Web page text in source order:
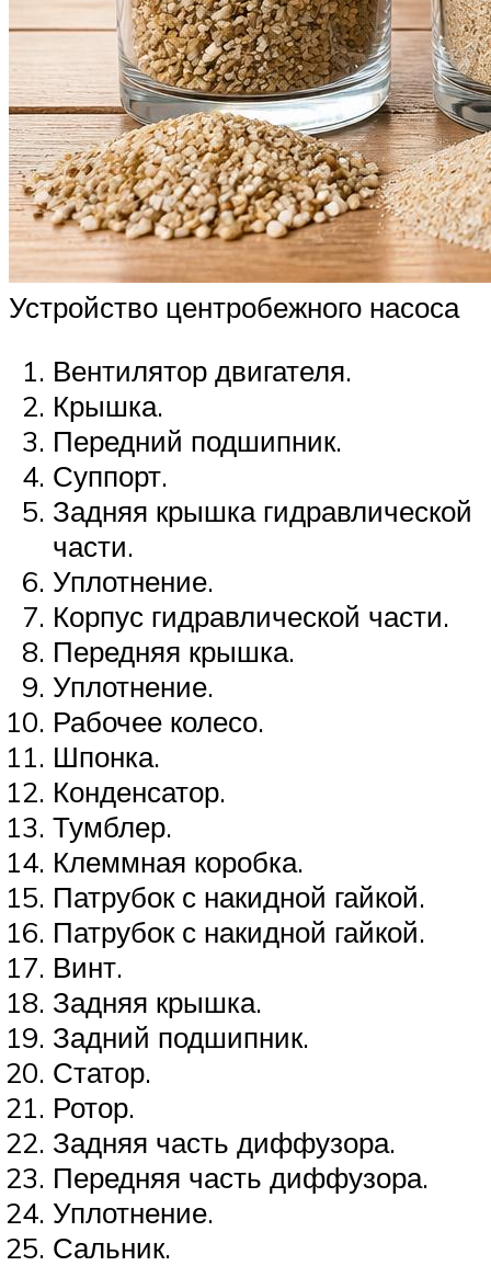
Устройство центробежного насоса
Вентилятор двигателя.
Крышка.
Передний подшипник.
Суппорт.
Задняя крышка гидравлической
части.
Уплотнение.
Корпус гидравлической части.
Передняя крышка.
Уплотнение.
Рабочее колесо.
Шпонка.
Конденсатор.
Тумблер.
Клеммная коробка.
Патрубок с накидной гайкой.
Патрубок с накидной гайкой.
Винт.
Задняя крышка.
Задний подшипник.
Статор.
Ротор.
Задняя часть диффузора.
Передняя часть диффузора.
Уплотнение.
Сальник.